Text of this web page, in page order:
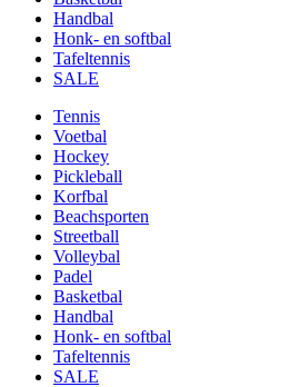
Handbal
Honk- en softbal
Tafeltennis
SALE
Tennis
Voetbal
Hockey
Pickleball
Korfbal
Beachsporten
Streetball
Volleybal
Padel
Basketbal
Handbal
Honk- en softbal
Tafeltennis
SALE